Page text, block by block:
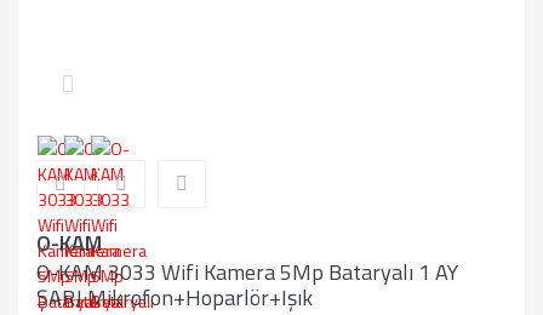
O-KAM
O-KAM 3033 Wifi Kamera 5Mp Bataryalı 1 AY
ŞARJ Mikrofon+Hoparlör+Işık